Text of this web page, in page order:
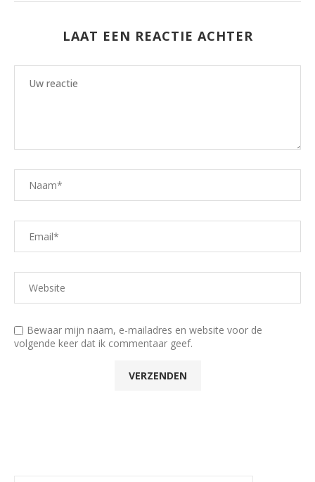
LAAT EEN REACTIE ACHTER
Bewaar mijn naam, e-mailadres en website voor de
volgende keer dat ik commentaar geef.